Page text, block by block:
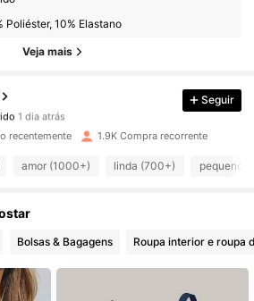
Poliéster, 10% Elastano
Veja mais
1 dia atrás
Seguir
recentemente 1.9K Compra recorrente
amor (1000+) linda (700+) pequeno
Bolsas & Bagagens Roupa interior e roupa